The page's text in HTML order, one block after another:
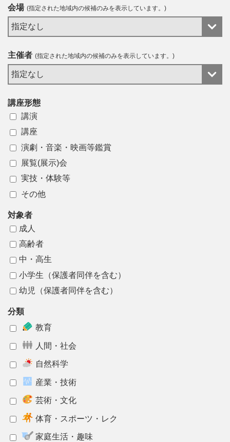
会場 (指定された地域内の候補のみを表示しています。)
主催者 (指定された地域内の候補のみを表示しています。)
講座形態
講演
講座
演劇 ・ 音楽 ・ 映画等鑑賞
展覧(展示)会
実技 ・ 体験等
その他
対象者
成人
高齢者
中・高生
小学生 （保護者同伴を含む）
幼児
（保護者同伴を含む）
分類
教育
人間 ・ 社会
自然科学
産業 ・ 技術
芸術 ・ 文化
体育 ・スポーツ・レク
家庭生活 ・ 趣味